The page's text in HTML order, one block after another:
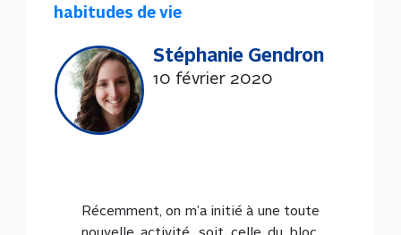
habitudes de vie
Stéphanie Gendron
10 février 2020
Récemment, on m’a initié à une toute